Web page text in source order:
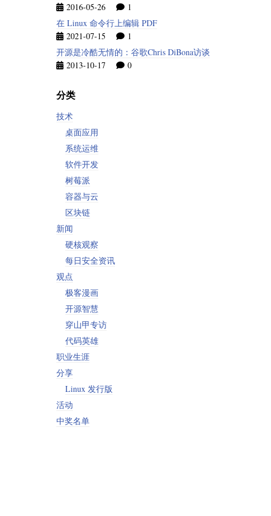
2016-05-26
1
在 Linux 命令行上编辑 PDF
2021-07-15
1
开源是冷酷无情的：谷歌Chris DiBona访谈
2013-10-17
0
分类
技术
桌面应用
系统运维
软件开发
树莓派
容器与云
区块链
新闻
硬核观察
每日安全资讯
观点
极客漫画
开源智慧
穿山甲专访
代码英雄
职业生涯
分享
Linux 发行版
活动
中奖名单